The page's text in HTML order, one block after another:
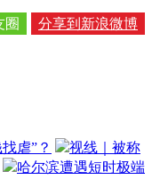
分享到新浪微博
圈
虐”？
视线｜被称
哈尔滨遭遇短时极端